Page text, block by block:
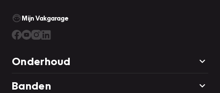
Mijn Vakgarage
Onderhoud
Banden